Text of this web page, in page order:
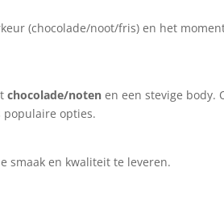
(chocolade/noot/fris) en het
chocolade/noten en een stevige body.
populaire opties.
smaak en kwaliteit te leveren.